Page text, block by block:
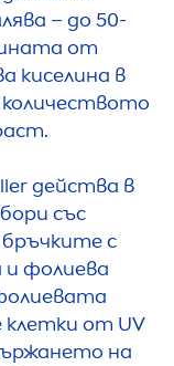
– до 50-
от
киселина в
количеството
действа в
със
с
фолиева
клетки от UV
на